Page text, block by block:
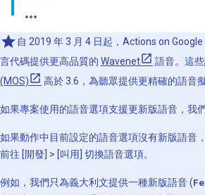
自 2019 年 3 月 4 日起，Actions on
言代碼提供更高品質的 Wavenet 語音。這
(MOS)
高於 3.6，為聽眾提供更精確的語音擬
如果專案使用的語音選項支援更新版語音，我
如果動作中目前設定的語音選項沒有新版語音
前往 [開發] > [叫用] 切換語音選項。
例如，我們只為義大利文提供一種新版語音 (